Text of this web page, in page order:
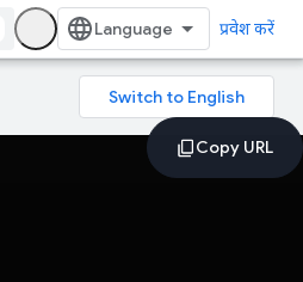
प्रवेश करें